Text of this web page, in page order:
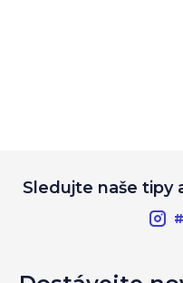
Sledujte naše tipy